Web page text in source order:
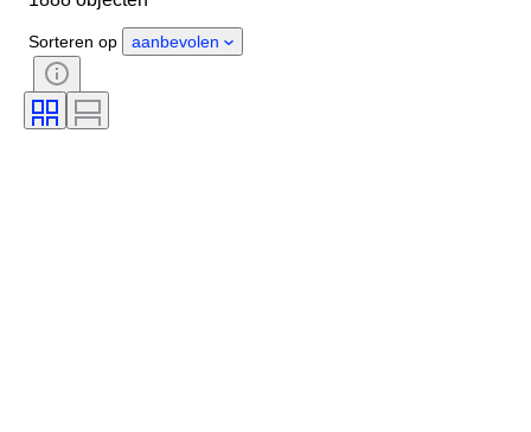
Oplage
Serie
Militaire organisatie
Kunstenaar
Sorteren op aanbevolen